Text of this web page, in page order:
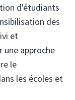
d'étudiants
des
et
une approche
le
les écoles et